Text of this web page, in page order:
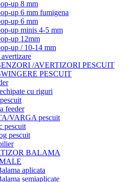
up 8 mm
up 6 mm fumigena
up 6 mm
up minis 4-5 mm
up 12mm
up / 10-14 mm
avertizare
/AVERTIZORI PESCUIT
PESCUIT
cu riguri
feeder
VARGA pescuit
pescuit
pescuit
BALAMA
aplicata
semiaplicate